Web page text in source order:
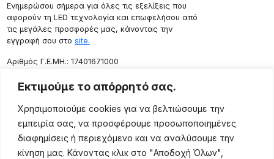
Εκτιμούμε το απόρρητό σας.
Χρησιμοποιούμε cookies για να βελτιώσουμε την
εμπειρία σας, να προσφέρουμε προσωποποιημένες
διαφημίσεις ή περιεχόμενο και να αναλύσουμε την
κίνηση μας. Κάνοντας κλικ στο "Αποδοχή Όλων",
Ενημερώσου σήμερα για όλες τις εξελίξεις που
αφορούν τη LED τεχνολογία και επωφελήσου από
τις μεγάλες προσφορές μας, κάνοντας την
εγγραφή σου στο site.
Aριθμός Γ.Ε.ΜΗ.: 17401671000
Επικοινωνία
Ρόδου 133, Αθήνα 10443
(+30) 211 725 5427
sales@lightingexpert.gr